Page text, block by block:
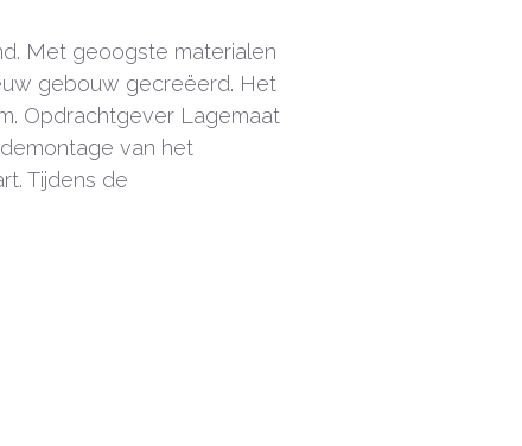
Met geoogste materialen
gebouw gecreëerd. Het
Opdrachtgever Lagemaat
van het
Tijdens de